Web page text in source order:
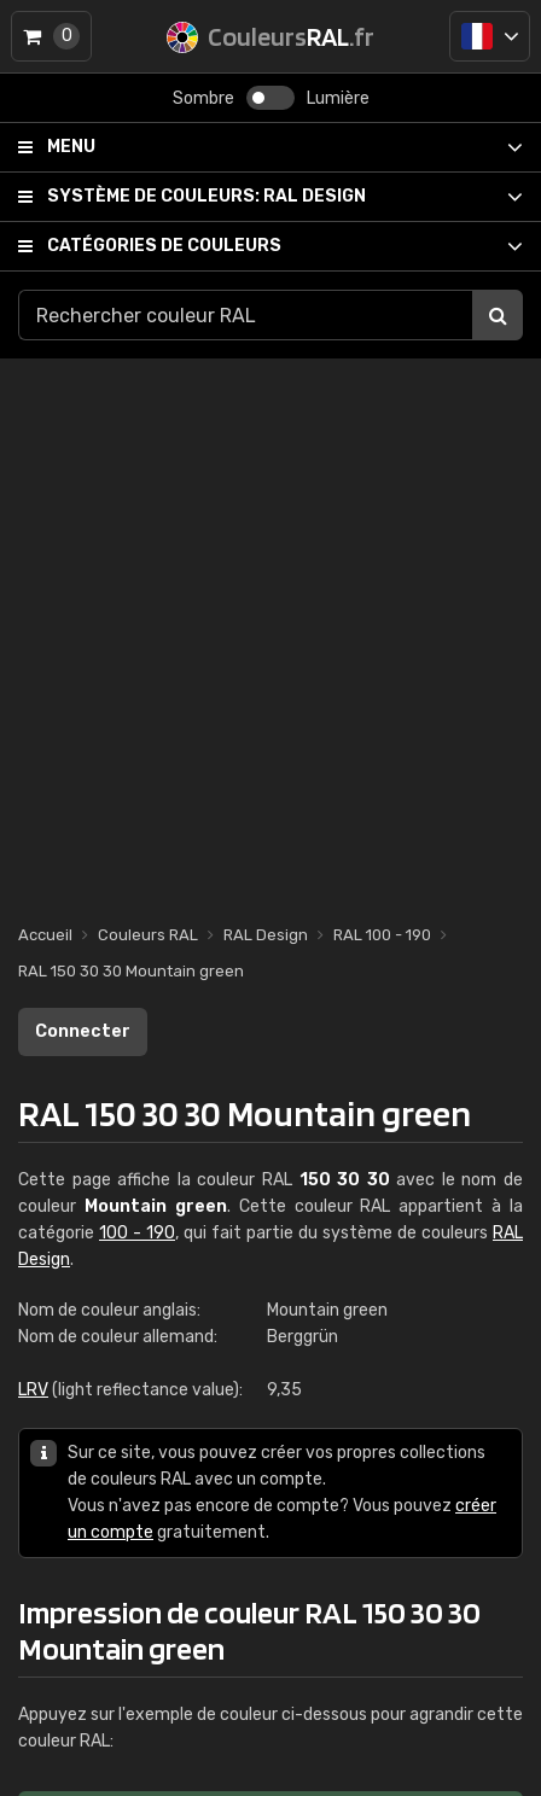
CouleursRAL.fr
Sombre Lumière
MENU
SYSTÈME DE COULEURS: RAL DESIGN
CATÉGORIES DE COULEURS
0
Accueil Couleurs RAL RAL Design
RAL 100 - 190
RAL 150 30 30 Mountain green
Connecter
RAL 150 30 30 Mountain green
Cette page affiche la couleur RAL 150 30 30 avec le nom de
couleur Mountain green. Cette couleur RAL appartient à la
catégorie 100 - 190, qui fait partie du système de couleurs RAL
Design.
Nom de couleur anglais:
Mountain green
Nom de couleur allemand:
Berggrün
LRV(light reflectance value): 9,35
Sur ce site, vous pouvez créer vos propres collections
de couleurs RAL avec un compte.
Vous n'avez pas encore de compte? Vous pouvez créer
un compte gratuitement.
Impression de couleur RAL 150 30 30
Mountain green
Appuyez sur l'exemple de couleur ci-dessous pour agrandir cette
couleur RAL: